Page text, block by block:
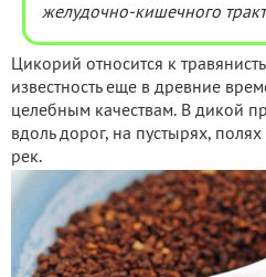
желудочно-кишечного
Цикорий относится к
известность еще в древние
целебным качествам. В дикой
вдоль дорог, на пустырях,
рек.